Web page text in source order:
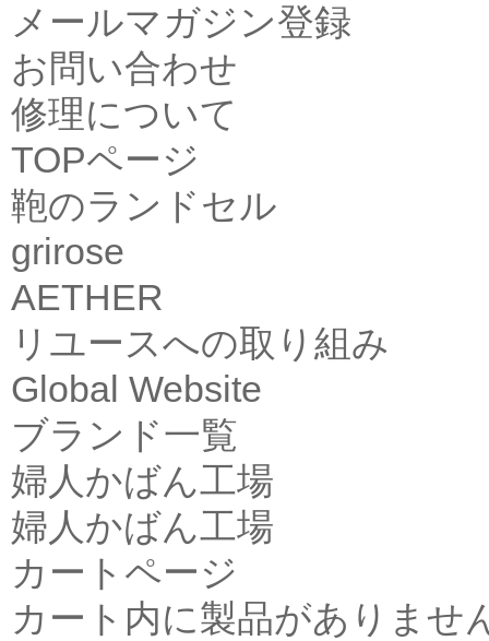
メールマガジン登録
お問い合わせ
修理について
TOPページ
鞄のランドセル
grirose
AETHER
リユースへの取り組み
Global Website
ブランド一覧
婦人かばん工場
婦人かばん工場
カートページ
カート内に製品がありませ